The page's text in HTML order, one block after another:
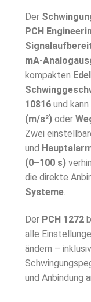
Der
PCH
mA-
kompakten
10816und
(m/s²)oder
Zwei
und
(0–100 s)
die direkte
Systeme.
Der PCH 1272
alle
ändern –
und Anbindung